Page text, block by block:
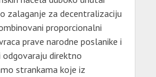
zalaganje za decentralizaciju
proporcionalni
prave narodne poslanike i
odgovaraju direktno
strankama koje iz